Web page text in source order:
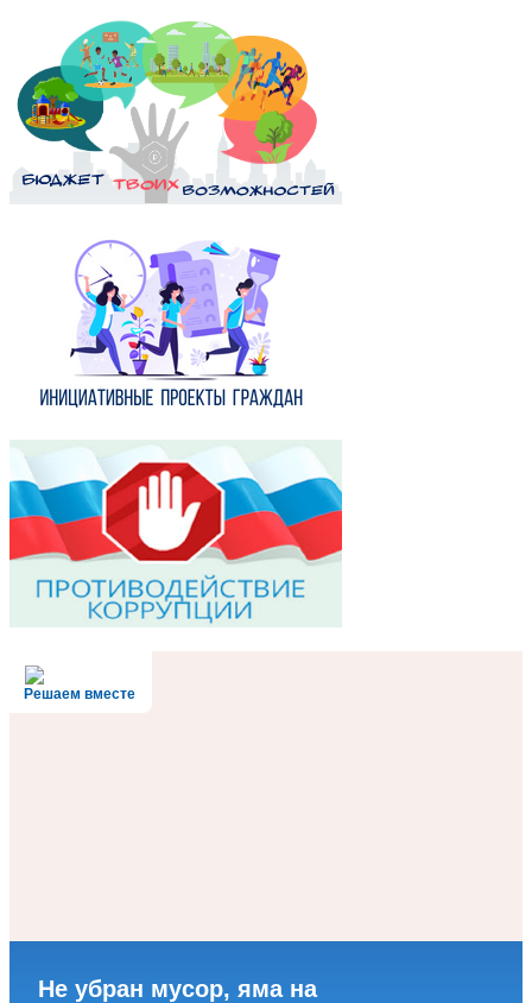
Решаем вместе
Не убран мусор, яма на